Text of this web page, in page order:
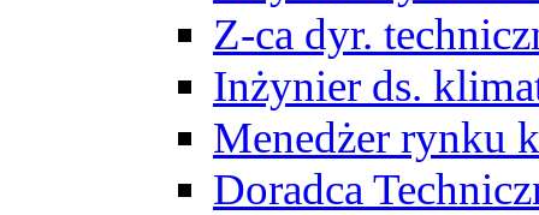
Z-ca dyr.
Inżynier ds.
Menedżer rynku
Doradca